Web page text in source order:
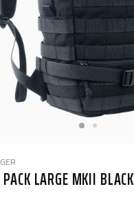
LARGE MKII BLACK